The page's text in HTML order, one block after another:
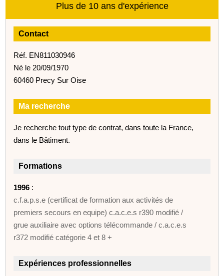
Plus de 10 ans d'expérience
Contact
Réf. EN811030946
Né le 20/09/1970
60460 Precy Sur Oise
Ma recherche
Je recherche tout type de contrat, dans toute la France,
dans le Bâtiment.
Formations
1996 :
c.f.a.p.s.e (certificat de formation aux activités de
premiers secours en equipe) c.a.c.e.s r390 modifié /
grue auxiliaire avec options télécommande / c.a.c.e.s
r372 modifié catégorie 4 et 8 +
Expériences professionnelles